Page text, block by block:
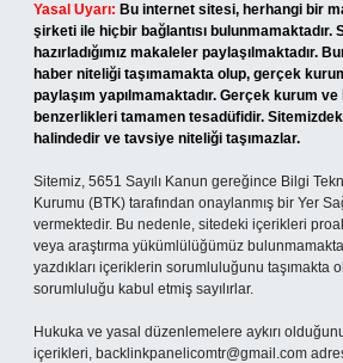
Yasal Uyarı: Bu internet sitesi, herhangi bir
şirketi ile hiçbir bağlantısı bulunmamaktadır.
hazırladığımız makaleler paylaşılmaktadır.
haber niteliği taşımamakta olup, gerçek
paylaşım yapılmamaktadır. Gerçek kurum
benzerlikleri tamamen tesadüfidir.
halindedir ve tavsiye niteliği taşımazlar.
Sitemiz, 5651 Sayılı Kanun gereğince Bilgi
Kurumu (BTK) tarafından onaylanmış bir Yer
vermektedir. Bu nedenle, sitedeki içerikleri
veya araştırma yükümlülüğümüz
yazdıkları içeriklerin sorumluluğunu taşımakta
sorumluluğu kabul etmiş sayılırlar.
Hukuka ve yasal düzenlemelere aykırı
içerikleri, backlinkpanelicomtr@gmail.com